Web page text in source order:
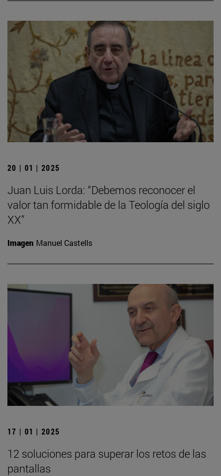
20 | 01 | 2025
Juan Luis Lorda: “Debemos reconocer el
valor tan formidable de la Teología del siglo
XX”
Imagen Manuel Castells
17 | 01 | 2025
12 soluciones para superar los retos de las
pantallas